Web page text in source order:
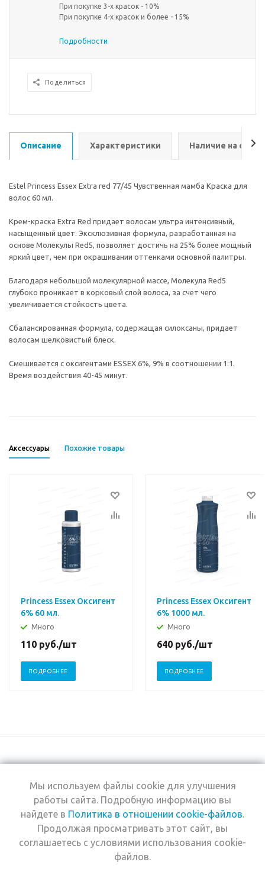
При покупке 3-х красок - 10%
При покупке 4-х красок и более - 15%
Подробности
Поделиться
Описание Характеристики Наличие на
Estel Princess Essex Extra red 77/45 Чувственная мамба Краска для
волос 60 мл.
Крем-краска Extra Red придает волосам ультра интенсивный,
насыщенный цвет. Эксклюзивная формула, разработанная на
основе Молекулы Red5, позволяет достичь на 25% более мощный
яркий цвет, чем при окрашивании оттенками основной палитры.
Благодаря небольшой молекулярной массе, Молекула Red5
глубоко проникает в корковый слой волоса, за счет чего
увеличивается стойкость цвета.
Сбалансированная формула, содержащая силоксаны, придает
волосам шелковистый блеск.
Смешивается с оксигентами ESSEX 6%, 9% в соотношении 1:1.
Время воздействия 40-45 минут.
Аксессуары Похожие товары
Princess Essex Оксигент
6% 60 мл.
Много
110 руб./шт
ПОДРОБНЕЕ
Princess Essex Оксигент
6% 1000 мл.
Много
640 руб./шт
ПОДРОБНЕЕ
+7 (495) 969-0950
2026 © Интернет-
магазин Estel
Компания
Информация
Помощь
Мы используем файлы cookie для улучшения
работы сайта. Подробную информацию вы
найдете в Политика в отношении cookie-файлов.
Продолжая просматривать этот сайт, вы
соглашаетесь с условиями использования cookie-
файлов.